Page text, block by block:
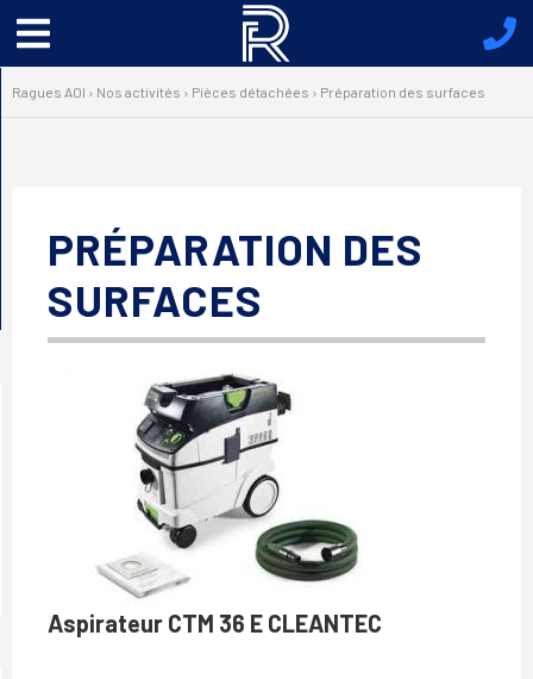
Menu
principal
Ragues AOI › Nos activités › Pièces détachées › Préparation des surfaces
PRÉPARATION DES
SURFACES
Aspirateur CTM 36 E CLEANTEC